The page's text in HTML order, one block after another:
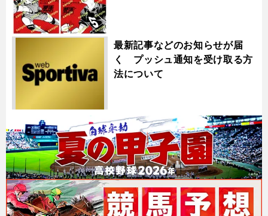
最新記事などのお知らせが届
く プッシュ通知を受け取る方
法について